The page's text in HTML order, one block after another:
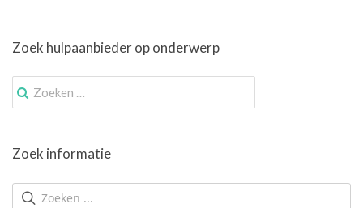
Zoek hulpaanbieder op onderwerp
Zoek
naar:
Zoek informatie